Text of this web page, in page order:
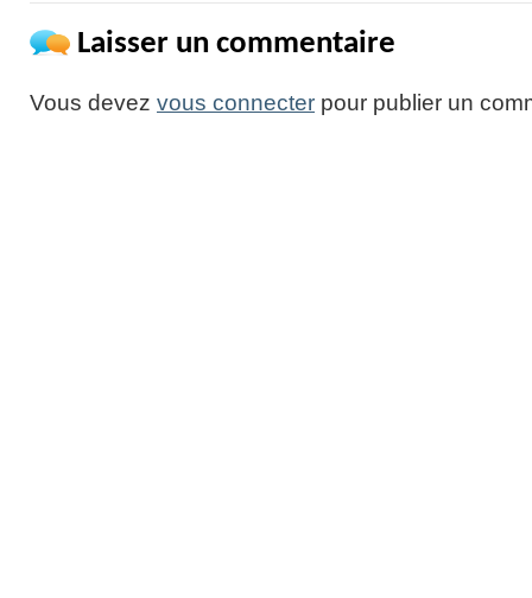
Laisser un commentaire
Vous devez vous connecter pour publier un